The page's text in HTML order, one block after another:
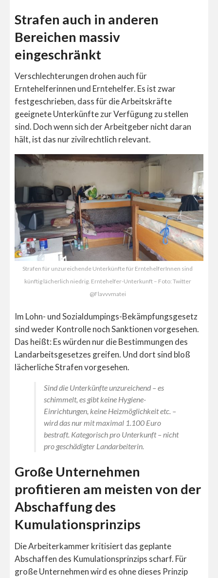
Strafen auch in anderen
Bereichen massiv
eingeschränkt
Verschlechterungen drohen auch für
Erntehelferinnen und Erntehelfer. Es ist zwar
festgeschrieben, dass für die Arbeitskräfte
geeignete Unterkünfte zur Verfügung zu stellen
sind. Doch wenn sich der Arbeitgeber nicht daran
hält, ist das nur zivilrechtlich relevant.
Strafen für unzureichende Unterkünfte für ErntehelferInnen sind
künftig lächerlich niedrig. Erntehelfer-Unterkunft – Foto: Twitter
@Flavvvmatei
Im Lohn- und Sozialdumpings-Bekämpfungsgesetz
sind weder Kontrolle noch Sanktionen vorgesehen.
Das heißt: Es würden nur die Bestimmungen des
Landarbeitsgesetzes greifen. Und dort sind bloß
lächerliche Strafen vorgesehen.
Sind die Unterkünfte unzureichend – es
schimmelt, es gibt keine Hygiene-
Einrichtungen, keine Heizmöglichkeit etc. –
wird das nur mit maximal 1.100 Euro
bestraft. Kategorisch pro Unterkunft – nicht
pro geschädigter Landarbeiterin.
Große Unternehmen
profitieren am meisten von der
Abschaffung des
Kumulationsprinzips
Die Arbeiterkammer kritisiert das geplante
Abschaffen des Kumulationsprinzips scharf. Für
große Unternehmen wird es ohne dieses Prinzip